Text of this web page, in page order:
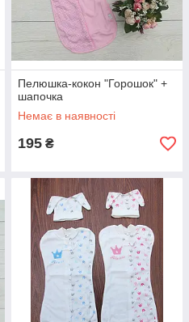
Пелюшка-кокон "Горошок" +
шапочка
Немає в наявності
195 ₴